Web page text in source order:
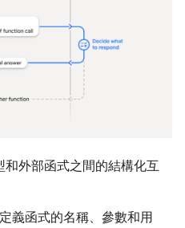
外部函式之間的結構化互
義函式的名稱、參數和用